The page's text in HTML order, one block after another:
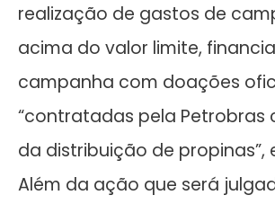
realização de gastos de
acima do valor limite,
campanha com doações
“contratadas pela Petrobras
da distribuição de propinas”,
Além da ação que será